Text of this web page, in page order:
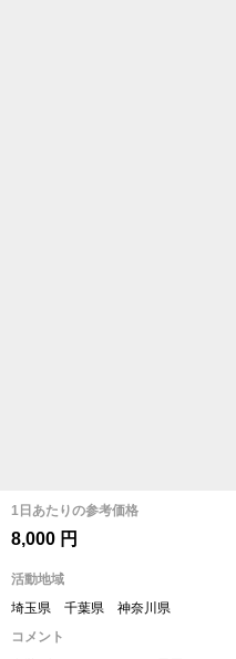
1日あたりの参考価格
8,000 円
活動地域
埼玉県 千葉県 神奈川県
コメント